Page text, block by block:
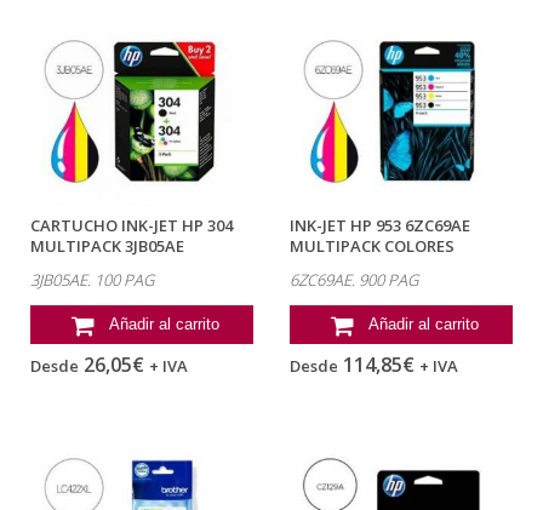
CARTUCHO INK-JET HP 304
MULTIPACK 3JB05AE
3JB05AE. 100 PAG
Añadir al carrito
Desde 26,05€ + IVA
INK-JET HP 953 6ZC69AE
MULTIPACK COLORES
6ZC69AE. 900 PAG
Añadir al carrito
Desde 114,85€ + IVA